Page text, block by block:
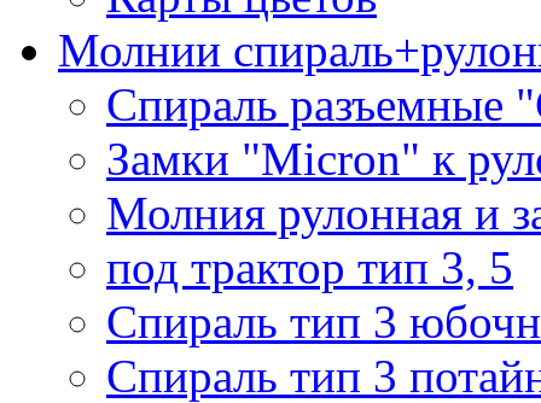
Молнии
Спираль разъемные
Замки "Micron" к
Молния рулонная и
под трактор тип 3, 5
Спираль тип 3
Спираль тип 3